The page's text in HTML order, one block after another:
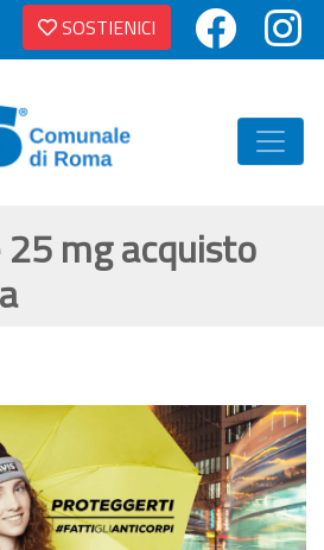
SOSTIENICI
mg acquisto